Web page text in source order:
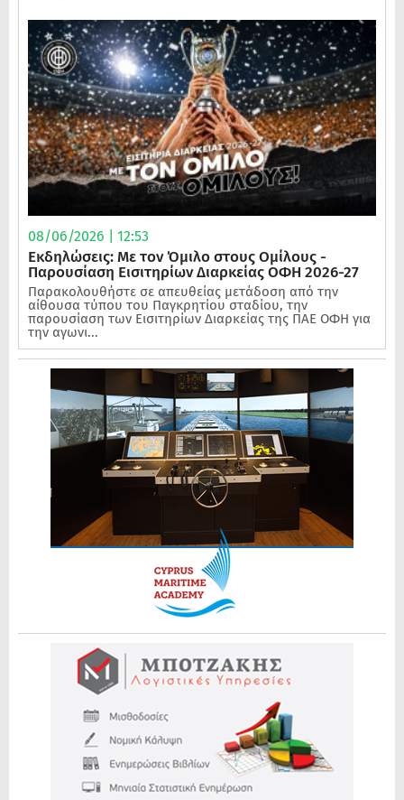
08/06/2026 | 12:53
Εκδηλώσεις: Με τον Όμιλο στους Ομίλους -
Παρουσίαση Εισιτηρίων Διαρκείας ΟΦΗ 2026-27
Παρακολουθήστε σε απευθείας μετάδοση από την
αίθουσα τύπου του Παγκρητίου σταδίου, την
παρουσίαση των Εισιτηρίων Διαρκείας της ΠΑΕ ΟΦΗ για
την αγωνι...